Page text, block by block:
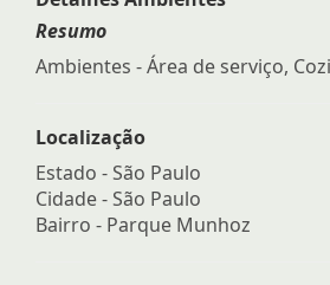
Resumo
Ambientes - Área de serviço,
Localização
Estado -São Paulo
Cidade -São Paulo
Bairro - Parque Munhoz